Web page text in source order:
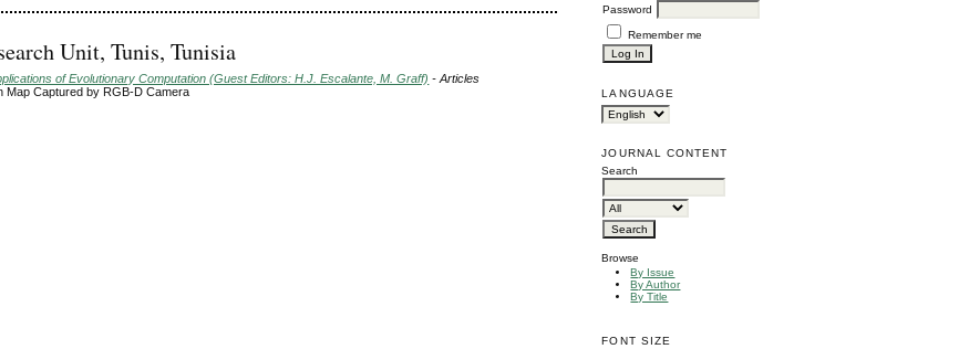
Password
Remember me
LANGUAGE
JOURNAL CONTENT
Search
Browse
By Issue
By Author
By Title
FONT SIZE
Unit, Tunis, Tunisia
of Evolutionary Computation (Guest Editors: H.J. Escalante, M. Graff) - Articles
Map Captured by RGB-D Camera